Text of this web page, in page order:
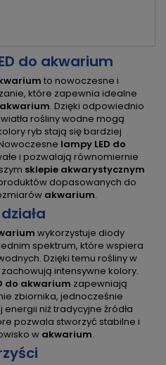
do akwarium
to nowoczesne i
które zapewnia idealne
akwarium. Dzięki odpowiednio
rośliny wodne mogą
ryb stają się bardziej
lampy LED do
i pozwalają równomiernie
sklepie akwarystycznym
dopasowanych do
akwarium.
wykorzystuje diody
spektrum, które wspiera
Dzięki temu rośliny w
intensywne kolory.
do akwarium zapewniają
zbiornika, jednocześnie
niż tradycyjne źródła
pozwala stworzyć stabilne i
w akwarium.